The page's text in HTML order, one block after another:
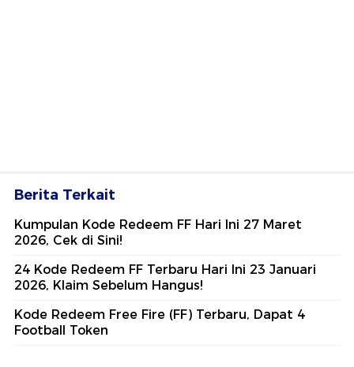
Berita Terkait
Kumpulan Kode Redeem FF Hari Ini 27 Maret
2026, Cek di Sini!
24 Kode Redeem FF Terbaru Hari Ini 23 Januari
2026, Klaim Sebelum Hangus!
Kode Redeem Free Fire (FF) Terbaru, Dapat 4
Football Token